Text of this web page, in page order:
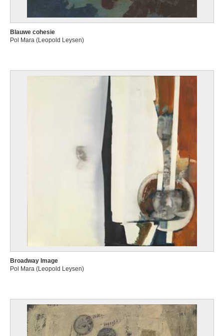
Blauwe cohesie
Pol Mara (Leopold Leysen)
Broadway Image
Pol Mara (Leopold Leysen)